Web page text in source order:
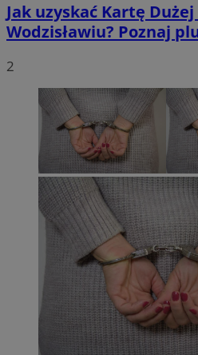
Jak uzyskać Kartę
Wodzisławiu? Poznaj
2